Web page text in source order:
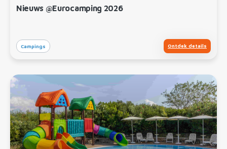
Nieuws @Eurocamping 2026
Campings Ontdek details